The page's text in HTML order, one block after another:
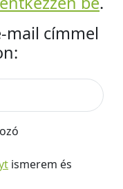
mail címmel
ismerem és